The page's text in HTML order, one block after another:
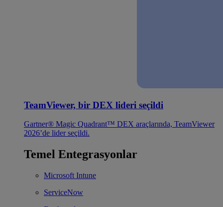
TeamViewer, bir DEX lideri seçildi
Gartner® Magic Quadrant™ DEX araçlarında, TeamViewer
2026’de lider seçildi.
Temel Entegrasyonlar
Microsoft Intune
ServiceNow